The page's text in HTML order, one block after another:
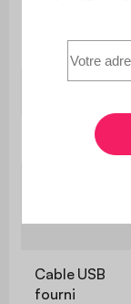
Luminosité
Cable USB
fourni